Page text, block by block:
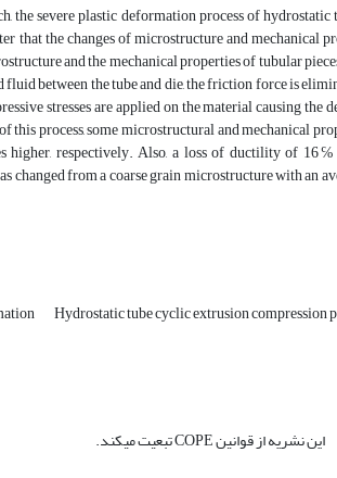
the severe plastic deformation process of
that the changes of microstructure and
and the mechanical properties of tubular
fluid between the tube and die, the friction force is
stresses are applied on the material causing
this process, some microstructural and mechanical
higher, respectively. Also, a loss of ductility of 16℅
changed from a coarse grain microstructure with an
Hydrostatic tube cyclic extrusion compression
این نشریه از قوانین COPE تبعیت میکند.